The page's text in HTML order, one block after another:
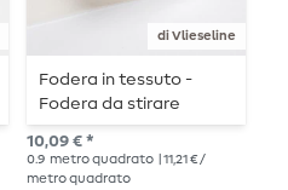
di Vlieseline
Fodera in tessuto -
Fodera da stirare
Vlieseline G740 - ecrù
10,09 € *
0.9 metro quadrato
| 11,21 € /
metro quadrato